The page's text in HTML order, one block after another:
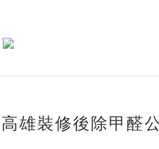
高雄裝修後除甲醛